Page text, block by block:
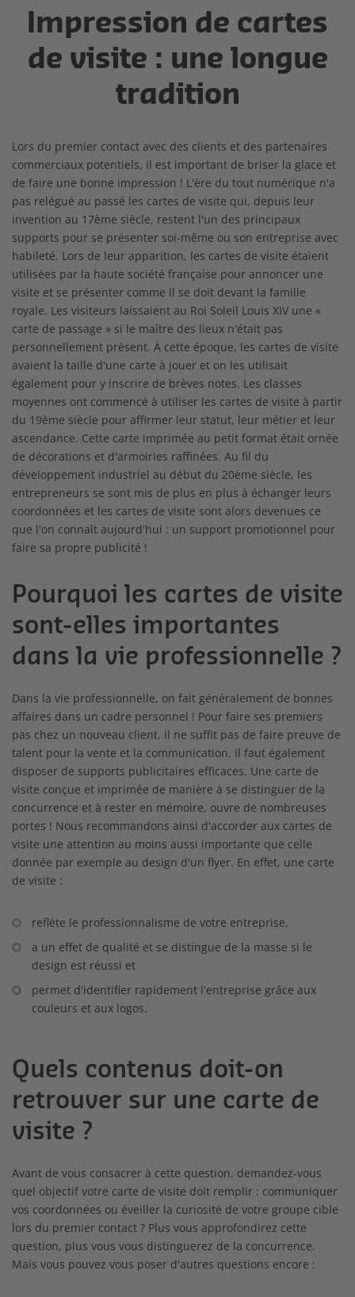
Impression de cartes
de visite : une longue
tradition
Lors du premier contact avec des clients et des partenaires
commerciaux potentiels, il est important de briser la glace et
de faire une bonne impression ! L'ère du tout numérique n'a
pas relégué au passé les cartes de visite qui, depuis leur
invention au 17ème siècle, restent l'un des principaux
supports pour se présenter soi-même ou son entreprise avec
habileté. Lors de leur apparition, les cartes de visite étaient
utilisées par la haute société française pour annoncer une
visite et se présenter comme il se doit devant la famille
royale. Les visiteurs laissaient au Roi Soleil Louis XIV une «
carte de passage » si le maître des lieux n'était pas
personnellement présent. À cette époque, les cartes de visite
avaient la taille d'une carte à jouer et on les utilisait
également pour y inscrire de brèves notes. Les classes
moyennes ont commencé à utiliser les cartes de visite à partir
du 19ème siècle pour affirmer leur statut, leur métier et leur
ascendance. Cette carte imprimée au petit format était ornée
de décorations et d'armoiries raffinées. Au fil du
développement industriel au début du 20ème siècle, les
entrepreneurs se sont mis de plus en plus à échanger leurs
coordonnées et les cartes de visite sont alors devenues ce
que l'on connaît aujourd'hui : un support promotionnel pour
faire sa propre publicité !
Pourquoi les cartes de visite
sont-elles importantes
dans la vie professionnelle ?
Dans la vie professionnelle, on fait généralement de bonnes
affaires dans un cadre personnel ! Pour faire ses premiers
pas chez un nouveau client, il ne suffit pas de faire preuve de
talent pour la vente et la communication, il faut également
disposer de supports publicitaires efficaces. Une carte de
visite conçue et imprimée de manière à se distinguer de la
concurrence et à rester en mémoire, ouvre de nombreuses
portes ! Nous recommandons ainsi d'accorder aux cartes de
visite une attention au moins aussi importante que celle
donnée par exemple au design d'un flyer. En effet, une carte
de visite :
reflète le professionnalisme de votre entreprise,
a un effet de qualité et se distingue de la masse si le
design est réussi et
permet d'identifier rapidement l'entreprise grâce aux
couleurs et aux logos.
Quels contenus doit-on
retrouver sur une carte de
visite ?
Avant de vous consacrer à cette question, demandez-vous
quel objectif votre carte de visite doit remplir : communiquer
vos coordonnées ou éveiller la curiosité de votre groupe cible
lors du premier contact ? Plus vous approfondirez cette
question, plus vous vous distinguerez de la concurrence.
Mais vous pouvez vous poser d'autres questions encore :